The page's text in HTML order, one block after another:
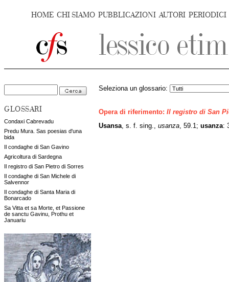
HOME CHI SIAMO PUBBLICAZIONI AUTORI PERIODICI
GLOSSARI
Condaxi Cabrevadu
Predu Mura. Sas poesias d'una
bida
Il condaghe di San Gavino
Agricoltura di Sardegna
Il registro di San Pietro di Sorres
Il condaghe di San Michele di
Salvennor
Il condaghe di Santa Maria di
Bonarcado
Sa Vitta et sa Morte, et Passione
de sanctu Gavinu, Prothu et
Januariu
Seleziona un glossario:
Opera di riferimento: Il registro di San
Usansa , s. f. sing., usanza , 59.1; usanza: